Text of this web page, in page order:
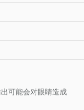
可能会对眼睛造成